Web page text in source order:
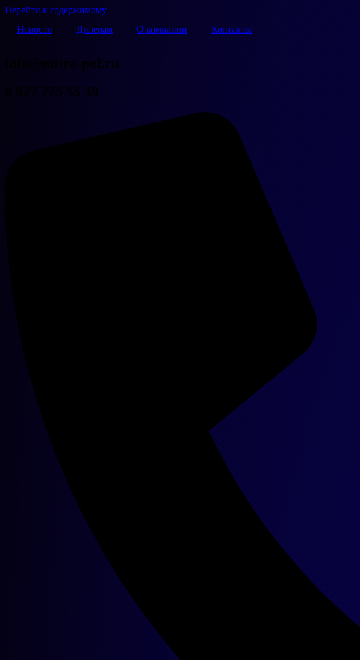
Перейти к содержимому
Новости
Дилерам О компании Контакты
info@mitra-pol.ru
8 927 775 55 39